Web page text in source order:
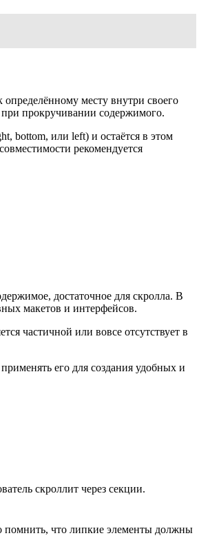
месту внутри своего
прокручивании содержимого.
bottom, или left) и остаётся в этом
рекомендуется
достаточное для скролла. В
макетов и интерфейсов.
частичной или вовсе отсутствует в
его для создания удобных и
скроллит через секции.
помнить, что липкие элементы должны